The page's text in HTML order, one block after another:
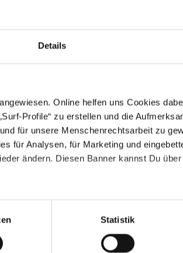
Details
Online helfen uns Cookies
Profile“ zu erstellen und die
für unsere Menschenrechtsarbeit zu
für Analysen, für Marketing und
ändern. Diesen Banner kannst Du
Statistik
Drucken